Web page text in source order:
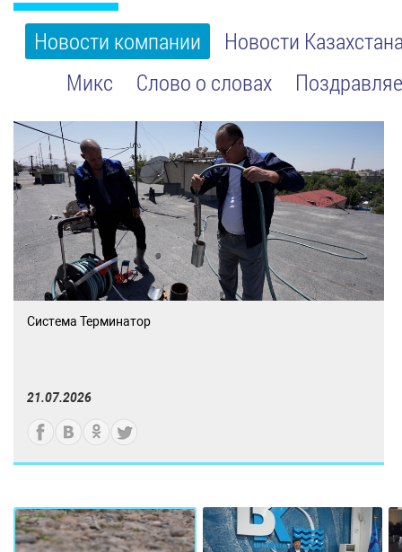
Новости компании
Новости
Микс
Слово о словах
Система Терминатор
21.07.2026